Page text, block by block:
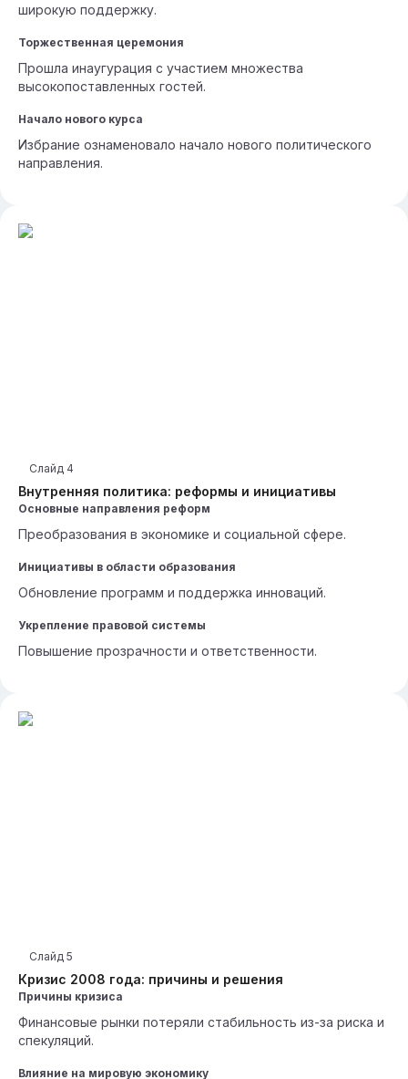
широкую поддержку.
Торжественная церемония
Прошла инаугурация с участием множества
высокопоставленных гостей.
Начало нового курса
Избрание ознаменовало начало нового политического
направления.
Внутренняя политика: реформы и инициативы
Слайд 4
Основные направления реформ
Преобразования в экономике и социальной сфере.
Инициативы в области образования
Обновление программ и поддержка инноваций.
Укрепление правовой системы
Повышение прозрачности и ответственности.
Кризис 2008 года: причины и решения
Слайд 5
Причины кризиса
Финансовые рынки потеряли стабильность из-за риска и
спекуляций.
Влияние на мировую экономику